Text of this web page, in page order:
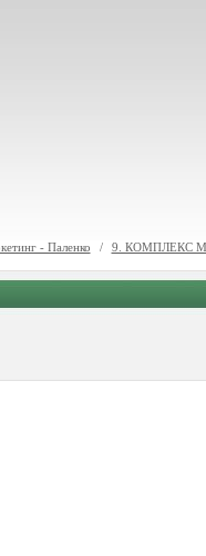
- Паленко / 9. КОМПЛЕКС